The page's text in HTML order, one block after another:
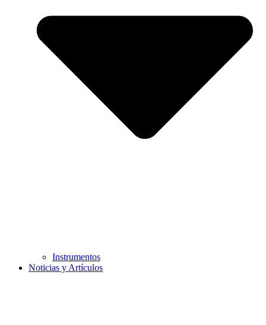
Instrumentos
Noticias y Artículos